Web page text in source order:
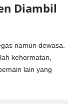
Diambil
namun dewasa.
kehormatan,
lain yang